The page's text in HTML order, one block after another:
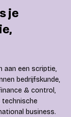
je
aan een scriptie,
bedrijfskunde,
& control,
technische
business.